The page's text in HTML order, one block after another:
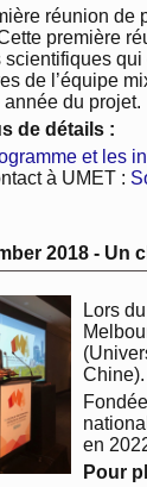
réunion de
première
scientifiques
de l’équipe
année du projet.
de détails :
et les
à UMET :
2018 - Un
Lors
Chine).
en
Pour